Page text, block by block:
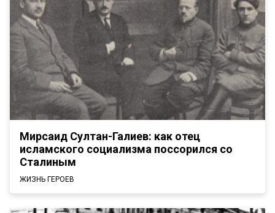
Мирсаид Султан-Галиев: как отец
исламского социализма поссорился со
Сталиным
ЖИЗНЬ ГЕРОЕВ